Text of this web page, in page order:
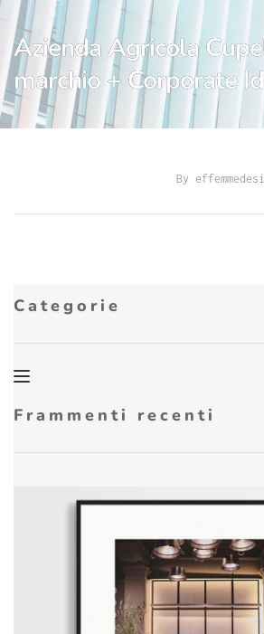
Azienda Agricola
marchio + Corporate
By
Categorie
Frammenti recenti